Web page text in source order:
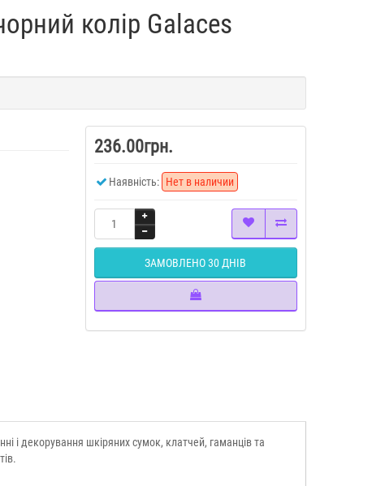
колір Galaces
236.00грн.
Наявність: Нет в наличии
ЗАМОВЛЕНО 30 ДНІВ
і декорування шкіряних сумок, клатчей, гаманців та